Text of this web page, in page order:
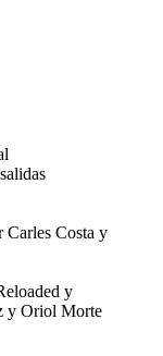
Carles Costa y
y
y Oriol Morte